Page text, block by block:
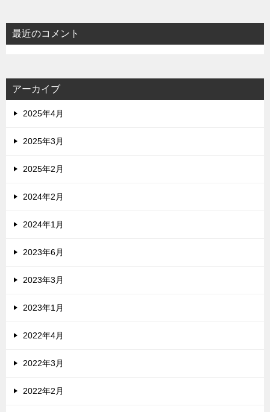
最近のコメント
アーカイブ
2025年4月
2025年3月
2025年2月
2024年2月
2024年1月
2023年6月
2023年3月
2023年1月
2022年4月
2022年3月
2022年2月